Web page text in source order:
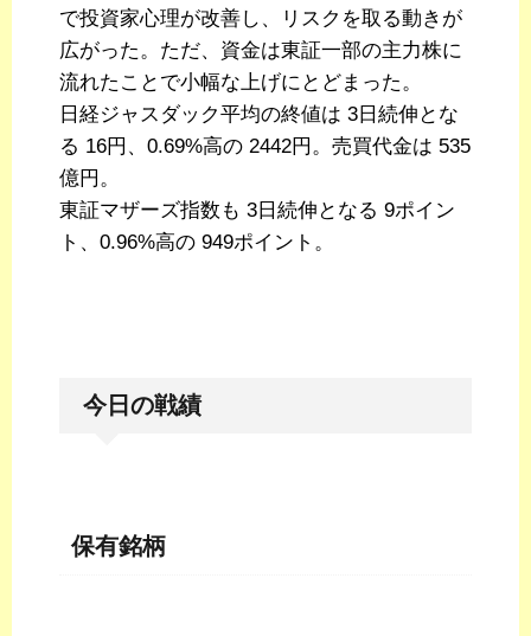
で投資家心理が改善し、リスクを取る動きが
広がった。ただ、資金は東証一部の主力株に
流れたことで小幅な上げにとどまった。
日経ジャスダック平均の終値は 3日続伸とな
る 16円、0.69%高の 2442円。売買代金は 535
億円。
東証マザーズ指数も 3日続伸となる 9ポイン
ト、0.96%高の 949ポイント。
今日の戦績
保有銘柄